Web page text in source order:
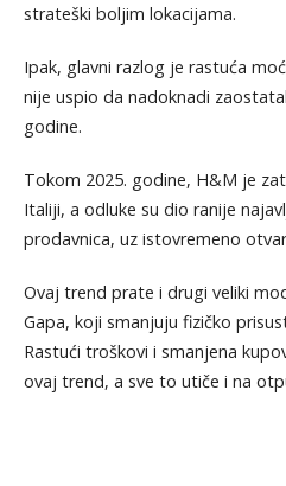
strateški boljim lokacijama.
Ipak, glavni razlog je rastuća
nije uspio da nadoknadi
godine.
Tokom 2025. godine, H&M je
Italiji, a odluke su dio ranije
prodavnica, uz istovremeno
Ovaj trend prate i drugi veliki
Gapa, koji smanjuju fizičko
Rastući troškovi i smanjena
ovaj trend, a sve to utiče i na